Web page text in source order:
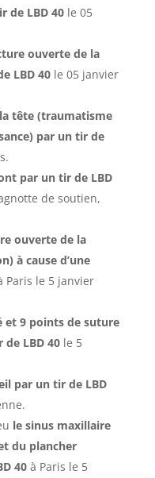
de LBD 40le 05
ouverte de la
LBD 40le 05 janvier
tête (traumatisme
par un tir de
par un tir de LBD
de soutien,
ouverte de la
à cause d’une
Paris le 5 janvier
et 9 points de suture
de LBD 40le 5
par un tir de LBD
le sinus maxillaire
du plancher
40à Paris le 5